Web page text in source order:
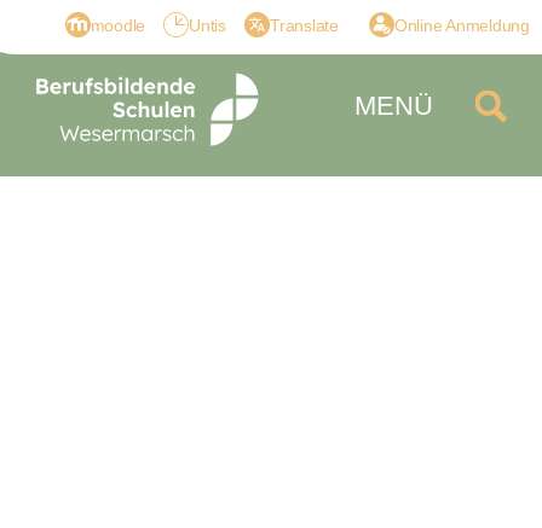
moodle Untis Translate Online Anmeldung
MENÜ